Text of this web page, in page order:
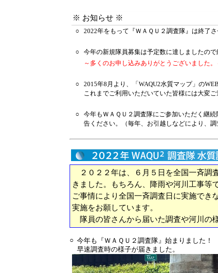
※ お知らせ ※
○ 2022年をもって『ＷＡＱＵ２調査隊』は終了
○
今年の新規隊員募集は予定数に達しましたの
～多くのお申し込みありがとうございました。
○
2015年8月より、「WAQU2水質マップ」の
これまでご利用いただいていた皆様には大変
○
今年もＷＡＱＵ２調査隊にご参加いただく継
告ください。（毎年、お引越しなどにより、
２０２２年は、６月５日を全国一斉調
きました。もちろん、降雨や河川工事等
ご事情により全国一斉調査日に実施でき
実施をお願しています。
隊員の皆さんから届いた調査や河川の
○ 今年も『ＷＡＱＵ２調査隊』始まりました！
早速調査時の様子が届きました。